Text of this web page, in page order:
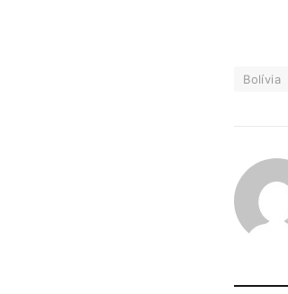
Bolívia